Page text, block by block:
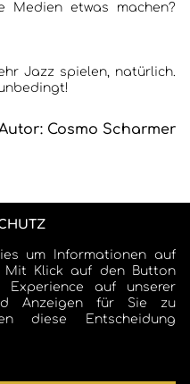
Medien etwas machen?
Jazz spielen, natürlich.
Cosmo Scharmer
um Informationen auf
Mit Klick auf den Button
auf unserer
Anzeigen für Sie zu
diese Entscheidung